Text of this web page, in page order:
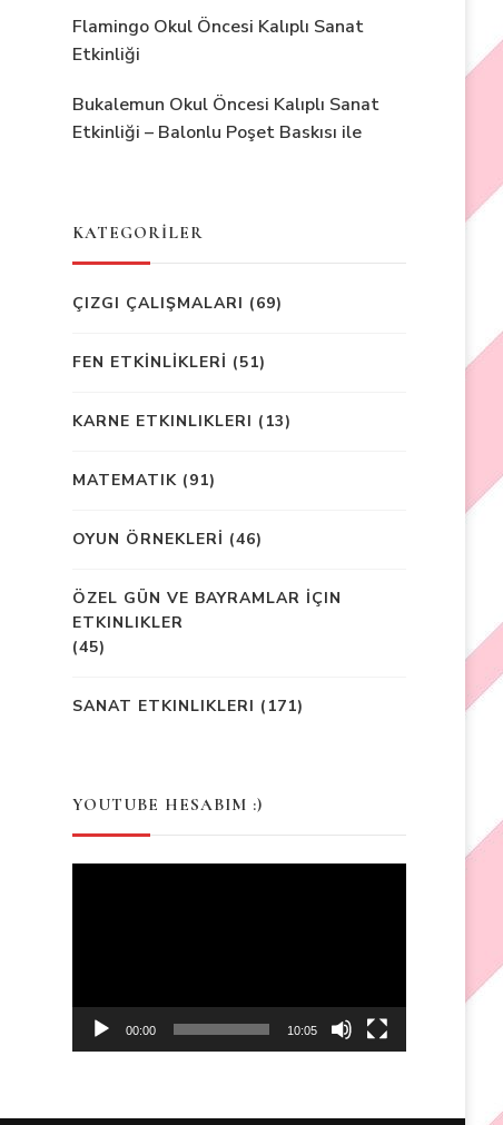
Flamingo Okul Öncesi Kalıplı Sanat
Etkinliği
Bukalemun Okul Öncesi Kalıplı Sanat
Etkinliği – Balonlu Poşet Baskısı ile
KATEGORİLER
ÇIZGI ÇALIŞMALARI (69)
FEN ETKİNLİKLERİ (51)
KARNE ETKINLIKLERI (13)
MATEMATIK(91)
OYUN ÖRNEKLERİ (46)
ÖZEL GÜN VE BAYRAMLAR İÇIN
ETKINLIKLER
(45)
SANAT ETKINLIKLERI (171)
YOUTUBE HESABIM :)
00:00 10:05